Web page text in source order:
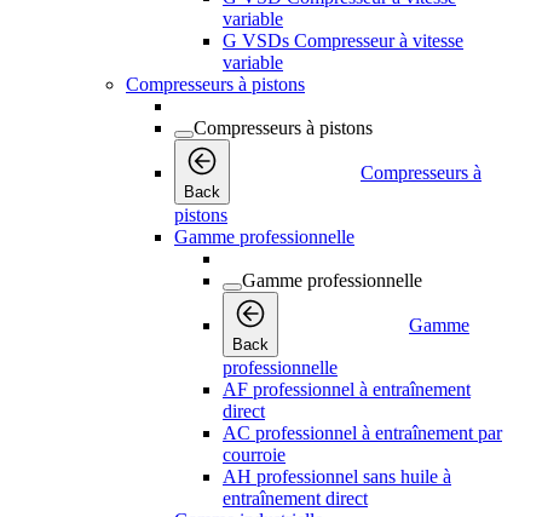
variable
G VSDs Compresseur à vitesse
variable
Compresseurs à pistons
Compresseurs à pistons
Back
Compresseurs à
pistons
Gamme professionnelle
Gamme professionnelle
Back
Gamme
professionnelle
AF professionnel à entraînement
direct
AC professionnel à entraînement par
courroie
AH professionnel sans huile à
entraînement direct